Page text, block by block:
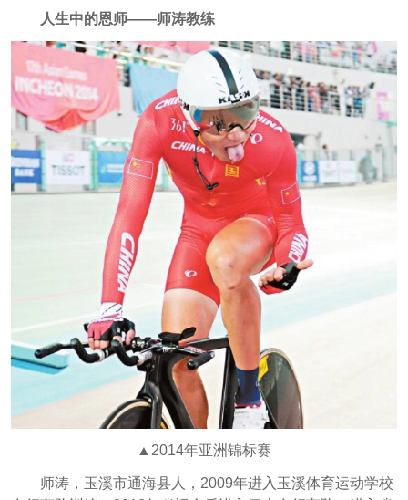
人生中的恩师——师涛教练
▲2014年亚洲锦标赛
师涛，玉溪市通海县人，2009年进入玉溪体育运动学校